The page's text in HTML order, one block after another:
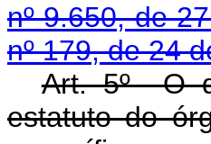
nº 9.650, de
nº 179, de 24
Art. 5º O
estatuto do